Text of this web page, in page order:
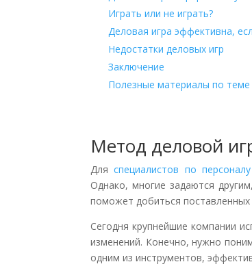
Играть или не играть?
Деловая игра эффективна,
Недостатки деловых игр
Заключение
Полезные материалы по теме
Метод деловой
Дляспециалистов по
Однако, многие задаются
поможет добиться поставленных
Сегодня крупнейшие компании
изменений. Конечно, нужно
одним из инструментов,